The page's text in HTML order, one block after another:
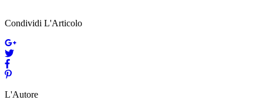
Condividi L'Articolo
L'Autore